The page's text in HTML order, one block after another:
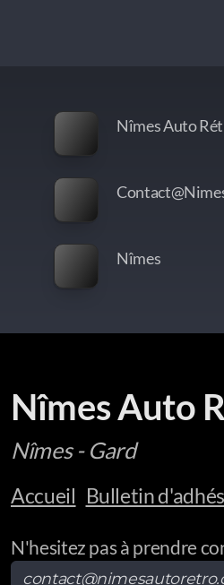
Nîmes Auto
Nîmes
Nîmes Auto
Nîmes - Gard
Accueil Bulletin
N'hesitez pas à prendre